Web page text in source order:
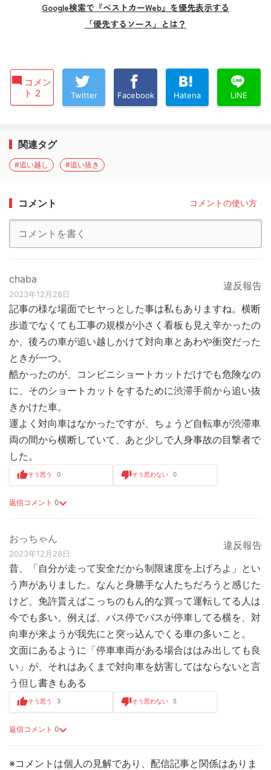
Google検索で『ベストカーWeb』を優先表示する
「優先するソース」とは？
コメン
ト 2
Twitter Facebook Hatena LINE
関連タグ
#追い越し #追い抜き
コメント コメントの使い方
chaba
2023年12月28日
違反報告
記事の様な場面でヒヤっとした事は私もありますね。横断
歩道でなくても工事の規模が小さく看板も見え辛かったの
か、後ろの車が追い越しかけて対向車とあわや衝突だった
ときが一つ。
酷かったのが、コンビニショートカットだけでも危険なの
に、そのショートカットをするために渋滞手前から追い抜
きかけた車。
運よく対向車はなかったですが、ちょうど自転車が渋滞車
両の間から横断していて、あと少しで人身事故の目撃者で
した。
返信コメント 0
そう思う 0 そう思わない 0
おっちゃん
2023年12月28日
違反報告
昔、「自分が走って安全だから制限速度を上げろよ」とい
う声がありました。なんと身勝手な人たちだろうと感じた
けど、免許貰えばこっちのもん的な買って運転してる人は
今でも多い。例えば、バス停でバスが停車してる横を、対
向車が来ようが我先にと突っ込んでくる車の多いこと。
文面にあるように「停車車両がある場合ははみ出しても良
い」が、それはあくまで対向車を妨害してはならないと言
う但し書きもある
返信コメント 0
そう思う 3 そう思わない 5
※コメントは個人の見解であり、配信記事と関係はありま